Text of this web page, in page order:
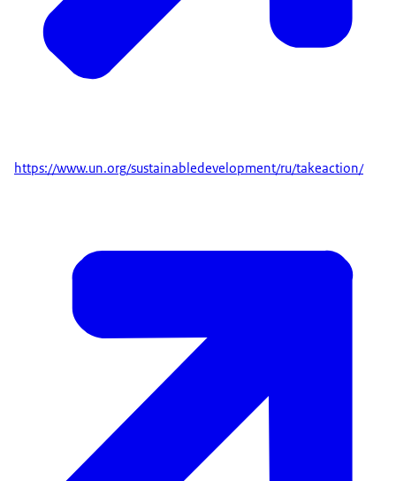
https://www.un.org/sustainabledevelopment/ru/takeaction/